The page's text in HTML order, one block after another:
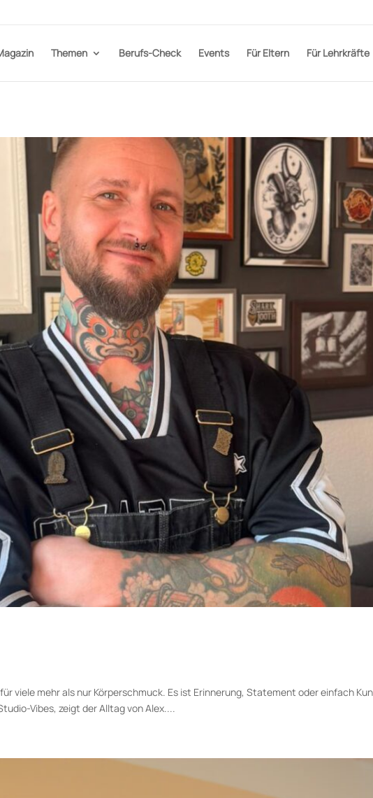
Themen Berufs-Check Events Für Eltern Für Lehrkräfte
viele mehr als nur Körperschmuck. Es ist Erinnerung, Statement oder einfach
Vibes, zeigt der Alltag von Alex....